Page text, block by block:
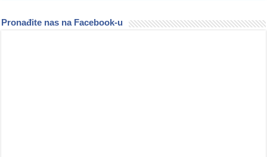
Pronađite nas na Facebook-u